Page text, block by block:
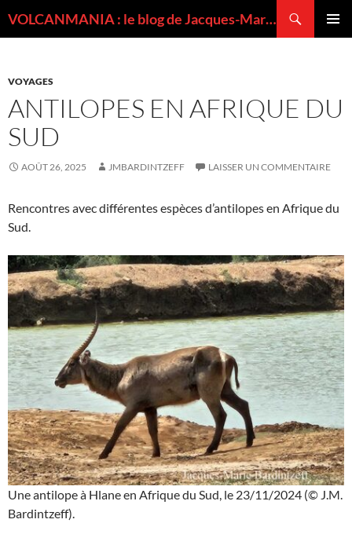
VOLCANMANIA : le blog de Jacques-Marie BARDINTZEFF, volcanologue
VOYAGES
ANTILOPES EN AFRIQUE DU
SUD
AOÛT 26, 2025 JMBARDINTZEFF LAISSER UN COMMENTAIRE
Rencontres avec différentes espèces d’antilopes en Afrique du
Sud.
Une antilope à Hlane en Afrique du Sud, le 23/11/2024 (© J.M.
Bardintzeff).